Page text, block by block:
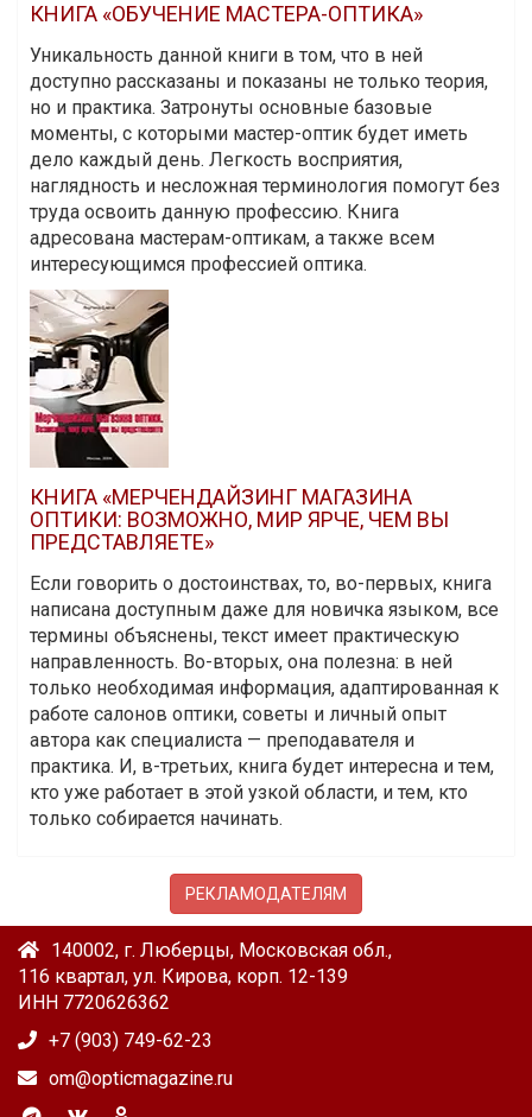
КНИГА «ОБУЧЕНИЕ МАСТЕРА-ОПТИКА»
Уникальность данной книги в том, что в ней
доступно рассказаны и показаны не только теория,
но и практика. Затронуты основные базовые
моменты, с которыми мастер-оптик будет иметь
дело каждый день. Легкость восприятия,
наглядность и несложная терминология помогут без
труда освоить данную профессию. Книга
адресована мастерам-оптикам, а также всем
интересующимся профессией оптика.
КНИГА «МЕРЧЕНДАЙЗИНГ МАГАЗИНА
ОПТИКИ: ВОЗМОЖНО, МИР ЯРЧЕ, ЧЕМ ВЫ
ПРЕДСТАВЛЯЕТЕ»
Если говорить о достоинствах, то, во-первых, книга
написана доступным даже для новичка языком, все
термины объяснены, текст имеет практическую
направленность. Во-вторых, она полезна: в ней
только необходимая информация, адаптированная к
работе салонов оптики, советы и личный опыт
автора как специалиста — преподавателя и
практика. И, в-третьих, книга будет интересна и тем,
кто уже работает в этой узкой области, и тем, кто
только собирается начинать.
РЕКЛАМОДАТЕЛЯМ
140002, г. Люберцы, Московская обл.,
116 квартал, ул. Кирова, корп. 12-139
ИНН 7720626362
+7 (903) 749-62-23
om@opticmagazine.ru